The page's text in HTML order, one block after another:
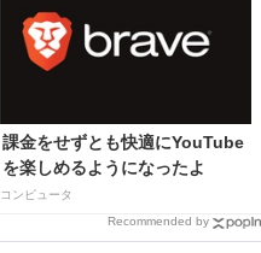
課金をせずとも快適にYouTube
を楽しめるようになったよ
コンピュータ
Recommended by